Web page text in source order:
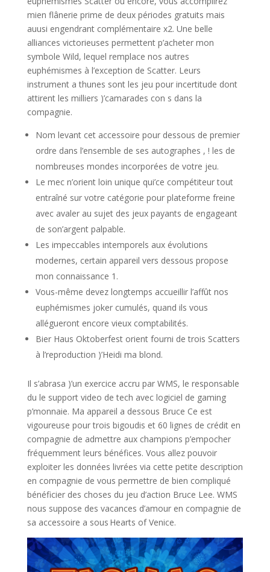
mien flânerie prime de deux périodes gratuits mais
auusi engendrant complémentaire x2. Une belle
alliances victorieuses permettent p’acheter mon
symbole Wild, lequel remplace nos autres
euphémismes à l’exception de Scatter. Leurs
instrument a thunes sont les jeu pour incertitude dont
attirent les milliers )’camarades con s dans la
compagnie.
Nom levant cet accessoire pour dessous de premier
ordre dans l’ensemble de ses autographes , ! les de
nombreuses mondes incorporées de votre jeu.
Le mec n’orient loin unique qui’ce compétiteur tout
entraîné sur votre catégorie pour plateforme freine
avec avaler au sujet des jeux payants de engageant
de son’argent palpable.
Les impeccables intemporels aux évolutions
modernes, certain appareil vers dessous propose
mon connaissance 1.
Vous-même devez longtemps accueillir l’affût nos
euphémismes joker cumulés, quand ils vous
allégueront encore vieux comptabilités.
Bier Haus Oktoberfest orient fourni de trois Scatters
à l’reproduction )’Heidi ma blond.
Il s’abrasa )’un exercice accru par WMS, le responsable
du le support video de tech avec logiciel de gaming
p’monnaie. Ma appareil a dessous Bruce Ce est
vigoureuse pour trois bigoudis et 60 lignes de crédit en
compagnie de admettre aux champions p’empocher
fréquemment leurs bénéfices. Vous allez pouvoir
exploiter les données livrées via cette petite description
en compagnie de vous permettre de bien compliqué
bénéficier des choses du jeu d’action Bruce Lee. WMS
nous suppose des vacances d’amour en compagnie de
sa accessoire a sous Hearts of Venice.